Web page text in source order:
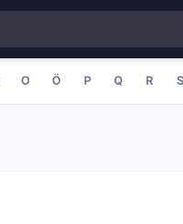
O Ö P Q R S